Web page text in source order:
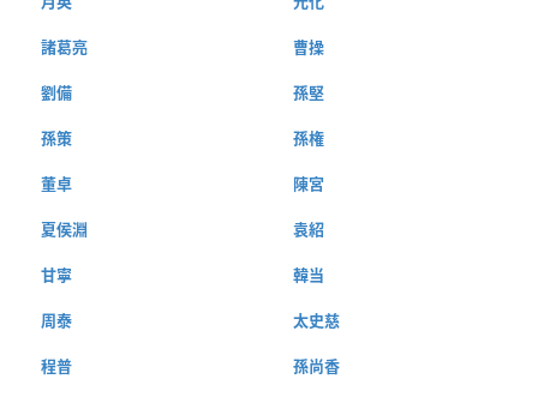
諸葛亮 曹操
劉備 孫堅
孫策 孫権
董卓 陳宮
夏侯淵 袁紹
甘寧 韓当
周泰 太史慈
程普 孫尚香